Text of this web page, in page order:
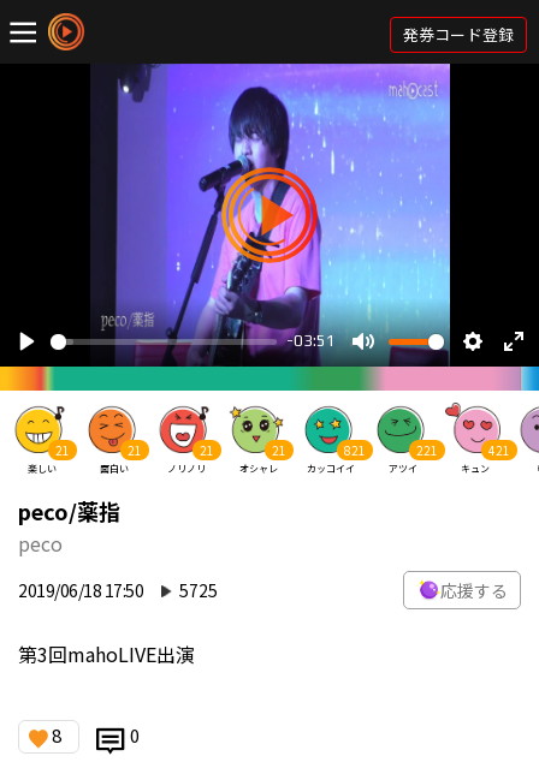
発券コード登録
21
楽しい
21
面白い
21
ノリノリ
21
オシャレ
821
カッコイイ
221
アツイ
421
キュン
peco/薬指
peco
2019/06/18 17:50 5725 応援する
第3回mahoLIVE出演
8 0